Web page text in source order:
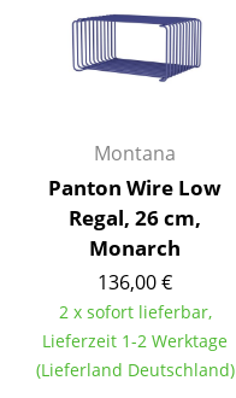
Hersteller & Designer
Hersteller
Cassina
Fritz Hansen
Knoll International
Louis Poulsen
Montana
Panton Wire Low
Regal, 26 cm,
Monarch
136,00 €
2 x sofort lieferbar,
Lieferzeit 1-2 Werktage
(Lieferland Deutschland)